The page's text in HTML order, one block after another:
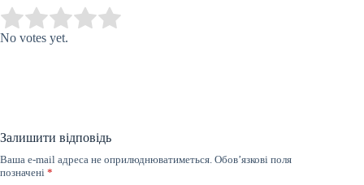
Rate this item:
No votes yet.
Залишити відповідь
Ваша e-mail адреса не оприлюднюватиметься. Обов’язкові поля
позначені *